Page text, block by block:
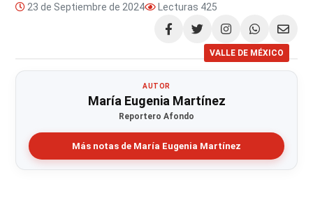
23 de Septiembre de 2024 Lecturas 425
Compartir
VALLE DE MÉXICO
AUTOR
María Eugenia Martínez
Reportero Afondo
Más notas de María Eugenia Martínez